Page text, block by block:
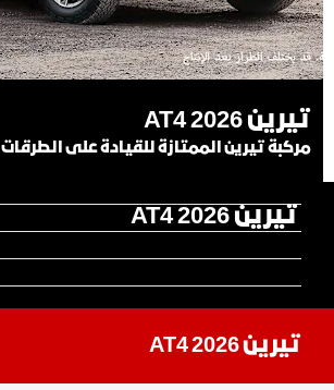
تيرين AT4 2026
مركبة تيرين الممتازة للقيادة على
تيرين AT4 2026
تيرين AT4 2026